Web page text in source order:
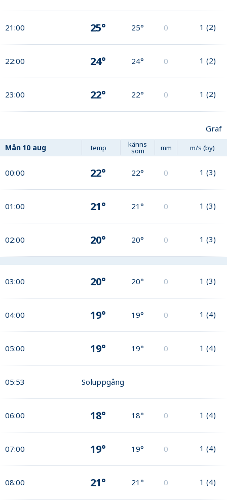
21:00 25° 25° 0 1 (2)
22:00 24° 24° 0 1 (2)
23:00 22° 22° 0 1 (2)
Graf
Mån 10 aug temp känns
som mm m/s (by)
00:00 22° 22° 0 1 (3)
01:00 21° 21° 0 1 (3)
02:00 20° 20° 0 1 (3)
03:00 20° 20° 0 1 (3)
04:00 19° 19° 0 1 (4)
05:00 19° 19° 0 1 (4)
05:53 Soluppgång
06:00 18° 18° 0 1 (4)
07:00 19° 19° 0 1 (4)
08:00 21° 21° 0 1 (4)